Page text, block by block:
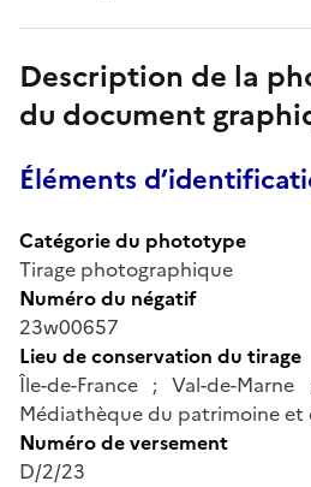
Description de la
du document
Éléments
Catégorie du phototype
Tirage photographique
Numéro du négatif
23w00657
Lieu de conservation du tirage
Île-de-France ; Val-de-
Médiathèque du patrimoine
Numéro de versement
D/2/23